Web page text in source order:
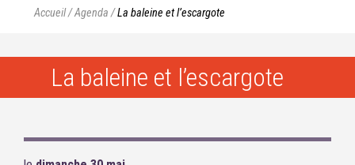
Accueil/Agenda /La baleine et l’escargote
La baleine et l’escargote